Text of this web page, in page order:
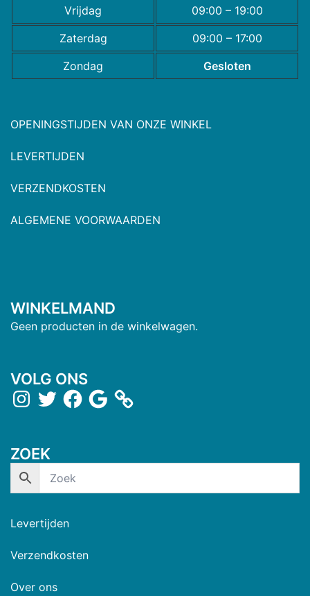
Vrijdag
09:00 – 19:00
Zaterdag
09:00 – 17:00
Zondag
Gesloten
OPENINGSTIJDEN VAN ONZE WINKEL
LEVERTIJDEN
VERZENDKOSTEN
ALGEMENE VOORWAARDEN
WINKELMAND
Geen producten in de winkelwagen.
VOLG ONS
ZOEK
Levertijden
Verzendkosten
Over ons